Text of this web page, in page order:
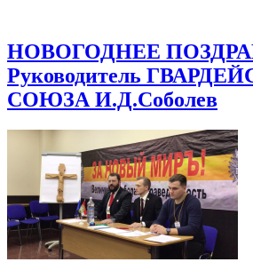
НОВОГОДНЕЕ
Руководитель
СОЮЗА И.Д.Соболев